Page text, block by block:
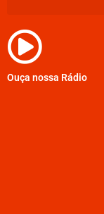
Ouça nossa Rádio